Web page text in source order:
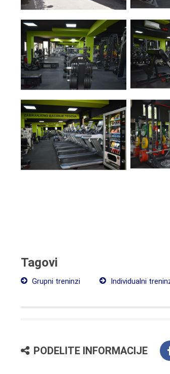
Tagovi
Grupni treninzi Individualni
PODELITE INFORMACIJE